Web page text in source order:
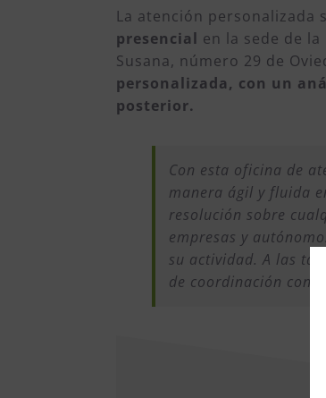
La atención
presencial en la sede de
Susana, número 29 de
personalizada, con un
posterior.
Con esta oficina de
manera ágil y fluida
resolución sobre
empresas y
su actividad. A las
de coordinación con